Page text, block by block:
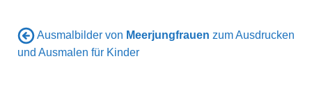
Ausmalbilder von Meerjungfrauen zum Ausdrucken
und Ausmalen für Kinder